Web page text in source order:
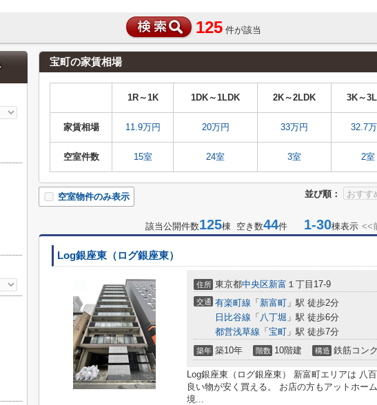
125 件が該当
宝町の家賃相場
1R～1K 1DK～1LDK 2K～2LDK 3K～
家賃相場 11.9万円 20万円 33万円 32.7
空室件数 15室 24室 3室 2室
並び順：
空室物件のみ表示
該当公開件数125棟 空き数44件 1-30棟表示 <<
Log銀座東（ログ銀座東）
住所 東京都中央区新富 １丁目17-9
交通 有楽町線 「 新富町 」駅 徒歩2分
日比谷線 「 八丁堀 」駅 徒歩6分
都営浅草線 「 宝町 」駅 徒歩7分
築年 築10年 階数 10階建 構造 鉄筋コン
Log銀座東（ログ銀座東） 新富町エリアは 八
良い物が安く買える。 お店の方もアットホー
境...